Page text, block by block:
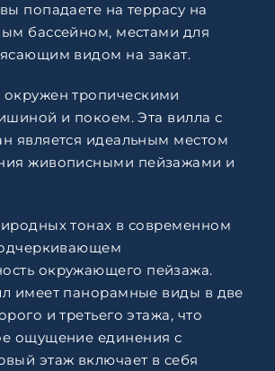
попадаете на террасу на
бассейном, местами для
видом на закат.
тропическими
и покоем. Эта вилла с
является идеальным местом
живописными пейзажами и
тонах в современном
окружающего пейзажа.
имеет панорамные виды в две
и третьего этажа, что
ощущение единения с
этаж включает в себя